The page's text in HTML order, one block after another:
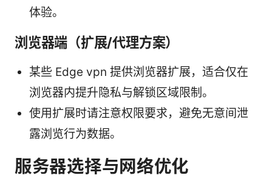
体验。
浏览器端（扩展/代理方案）
某些 Edge vpn 提供浏览器扩展，适合仅在
浏览器内提升隐私与解锁区域限制。
使用扩展时请注意权限要求，避免无意间泄
露浏览行为数据。
服务器选择与网络优化